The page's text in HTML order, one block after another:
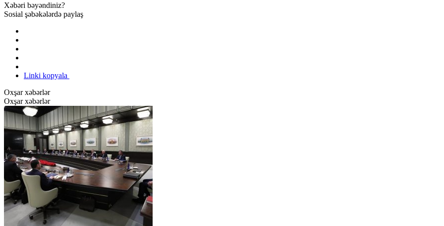
Xəbəri bəyəndiniz?
Sosial şəbəkələrdə paylaş
Linki kopyala
Oxşar xəbərlər
Oxşar xəbərlər